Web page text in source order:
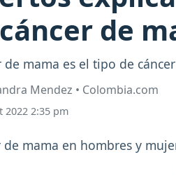
de
de mama es el tipo de
Mendez • Colombia.com
2022 2:35 pm